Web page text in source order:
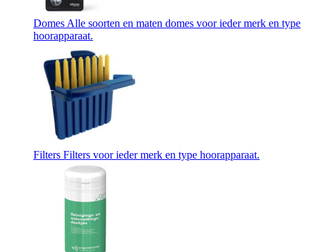
Domes Alle soorten en maten domes voor ieder merk en type
hoorapparaat.
Filters Filters voor ieder merk en type hoorapparaat.